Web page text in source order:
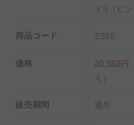
提携店に在庫があった場
す。「在庫あり」の表記
場合もございますのでご注
ドS（ピン
商品コード ZS15
価格 20,350円
く）
販売期間 通年